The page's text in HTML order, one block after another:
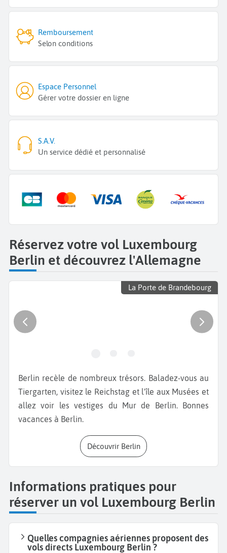
Remboursement
Selon conditions
Espace Personnel
Gérer votre dossier en ligne
S.A.V.
Un service dédié et personnalisé
Réservez votre vol Luxembourg
Berlin et découvrez l'Allemagne
La Porte de Brandebourg
Berlin recèle de nombreux trésors. Baladez-vous au
Tiergarten, visitez le Reichstag et l'île aux Musées et
allez voir les vestiges du Mur de Berlin. Bonnes
vacances à Berlin.
Découvrir Berlin
Informations pratiques pour
réserver un vol Luxembourg Berlin
Quelles compagnies aériennes proposent des
vols directs Luxembourg Berlin ?